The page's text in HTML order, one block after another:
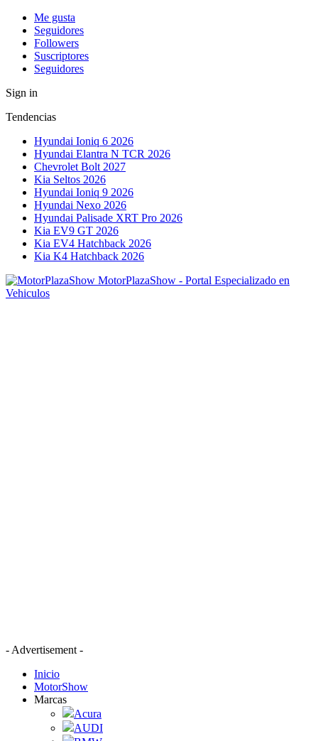
Me gusta
Seguidores
Followers
Suscriptores
Seguidores
Sign in
Tendencias
Hyundai Ioniq 6 2026
Hyundai Elantra N TCR 2026
Chevrolet Bolt 2027
Kia Seltos 2026
Hyundai Ioniq 9 2026
Hyundai Nexo 2026
Hyundai Palisade XRT Pro 2026
Kia EV9 GT 2026
Kia EV4 Hatchback 2026
Kia K4 Hatchback 2026
MotorPlazaShow - Portal Especializado en
Vehiculos
- Advertisement -
Inicio
MotorShow
Marcas
Acura
AUDI